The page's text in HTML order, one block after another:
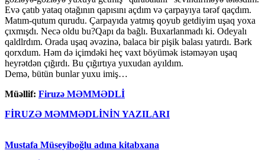
Evə çatıb yataq otağının qapısını açdım və çarpayıya tərəf qaçdım.
Matım-qutum qurudu. Çarpayıda yatmış qoyub getdiyim uşaq yoxa
çıxmışdı. Necə oldu bu?Qapı da bağlı. Buxarlanmadı ki. Odeyalı
qaldlrdım. Orada uşaq əvəzinə, balaca bir pişik balası yatırdı. Bərk
qorxdum. Həm də içimdəki heç vaxt böyümək istəməyən uşaq
heyrətdən çığırdı. Bu çığırtıya yuxudan ayıldım.
Demə, bütün bunlar yuxu imiş…
Müəllif: Firuzə MƏMMƏDLİ
FİRUZƏ MƏMMƏDLİNİN YAZILARI
Mustafa Müseyiboğlu adına kitabxana